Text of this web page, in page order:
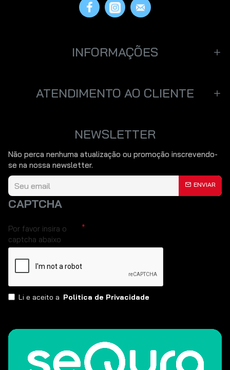
INFORMAÇÕES
ATENDIMENTO AO CLIENTE
NEWSLETTER
Não perca nenhuma atualização ou promoção inscrevendo-
se na nossa newsletter.
ENVIAR
CAPTCHA
Por favor insira o
captcha abaixo
Li e aceito a Politica de Privacidade